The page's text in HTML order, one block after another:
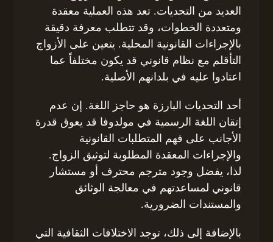
العديد من التحديات. تعد هذه العملية معقدة
ومتعددة الخطوات، وقد تتطلب معرفة دقيقة
بالإجراءات القانونية المحلية. يتعين على الأزواج
التأقلم مع نظام قانوني قد يكون مختلفاً عما
اعتادوا عليه في بلدانهم الأصلية.
أحد التحديات البارزة هو حاجز اللغة. إن عدم
إتقان اللغة الرسمية في مولدوفا قد يعوق قدرة
الأجانب على فهم المتطلبات القانونية
والإجراءات المعقدة المطلوبة لتوثيق الزواج.
لذا، يفضل وجود مترجم محترف أو مستشار
قانوني لمساعدتهم في معالجة الوثائق
والمستندات الضرورية.
بالإضافة إلى ذلك، توجد الاختلافات الثقافية التي